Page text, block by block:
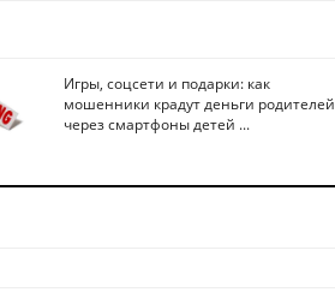
Игры, соцсети и подарки: как
мошенники крадут деньги родителей
через смартфоны детей ...